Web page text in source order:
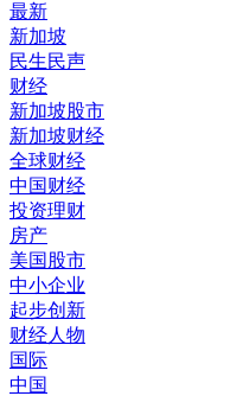
最新
新加坡
民生民声
财经
新加坡股市
新加坡财经
全球财经
中国财经
投资理财
房产
美国股市
中小企业
起步创新
财经人物
国际
中国